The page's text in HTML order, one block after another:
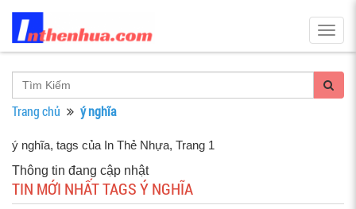
Trang chủ ý nghĩa
ý nghĩa, tags của In Thẻ Nhựa, Trang 1
Thông tin đang cập nhật
TIN MỚI NHẤT TAGS Ý NGHĨA